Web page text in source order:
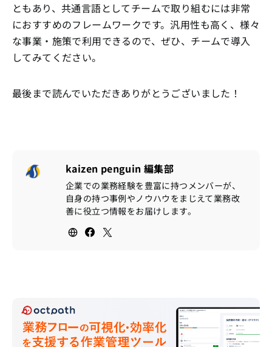
ともあり、共通言語としてチームで取り組むには非常
におすすめのフレームワークです。汎用性も高く、様々
な事業・施策で利用できるので、ぜひ、チームで導入
してみてください。
最後まで読んでいただきありがとうございました！
kaizen penguin 編集部
企業での業務経験を豊富に持つメンバーが、
自身の持つ事例やノウハウをまじえて業務改
善に役立つ情報をお届けします。